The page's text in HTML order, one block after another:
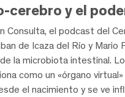
cerebro y el
Consulta, el podcast del
de Icaza del Río y
la microbiota intestinal.
como un «órgano
el nacimiento y se ve